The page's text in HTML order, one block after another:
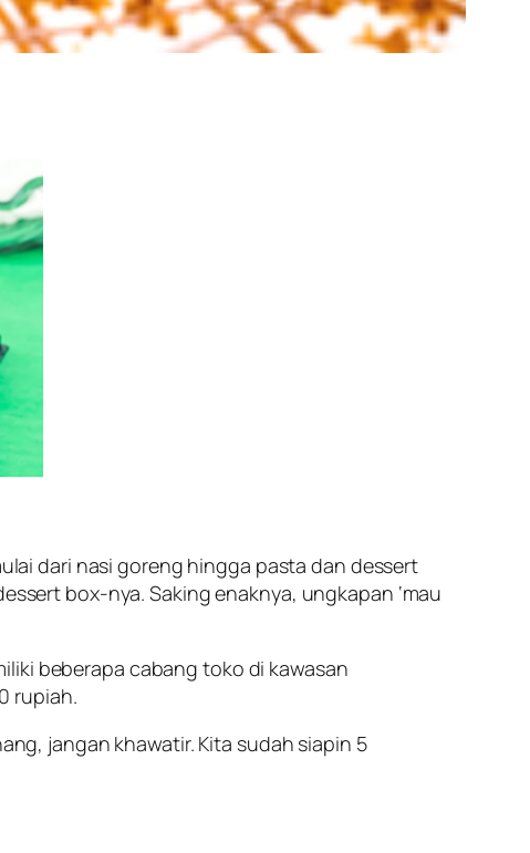
dari nasi goreng hingga pasta dan dessert
box-nya. Saking enaknya, ungkapan ‘mau
beberapa cabang toko di kawasan
rupiah.
jangan khawatir. Kita sudah siapin 5